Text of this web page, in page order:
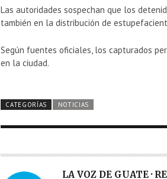
Las autoridades sospechan que los
también en la distribución de
Según fuentes oficiales, los capturados
en la ciudad.
CATEGORÍAS NOTICIAS
A
LA VOZ DE GUATE ·